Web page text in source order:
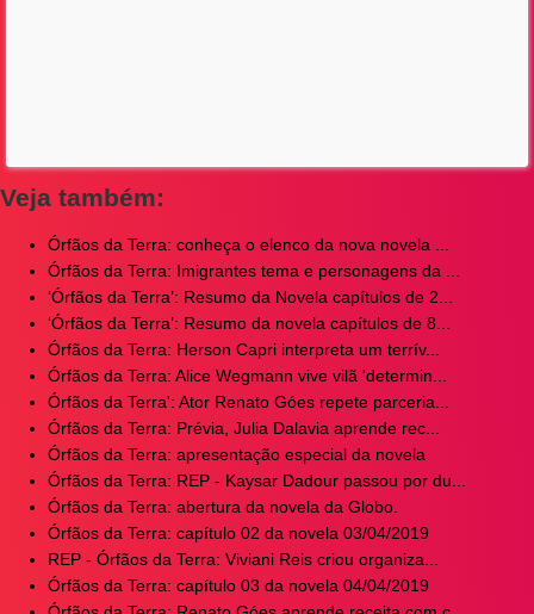
Veja também:
Órfãos da Terra: conheça o elenco da nova novela ...
Órfãos da Terra: Imigrantes tema e personagens da ...
‘Órfãos da Terra’: Resumo da Novela capítulos de 2...
‘Órfãos da Terra’: Resumo da novela capítulos de 8...
Órfãos da Terra: Herson Capri interpreta um terrív...
Órfãos da Terra: Alice Wegmann vive vilã 'determin...
Órfãos da Terra': Ator Renato Góes repete parceria...
Órfãos da Terra: Prévia, Julia Dalavia aprende rec...
Órfãos da Terra: apresentação especial da novela
Órfãos da Terra: REP - Kaysar Dadour passou por du...
Órfãos da Terra: abertura da novela da Globo.
Órfãos da Terra: capítulo 02 da novela 03/04/2019
REP - Órfãos da Terra: Viviani Reis criou organiza...
Órfãos da Terra: capítulo 03 da novela 04/04/2019